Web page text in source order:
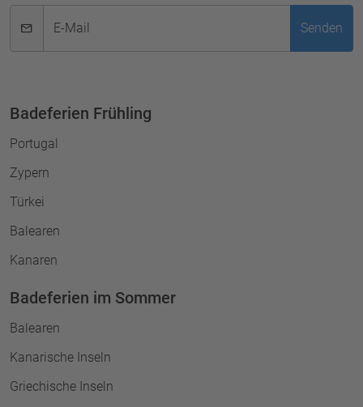
E-Mail Senden
Badeferien Frühling
Portugal
Zypern
Türkei
Balearen
Kanaren
Badeferien im Sommer
Balearen
Kanarische Inseln
Griechische Inseln